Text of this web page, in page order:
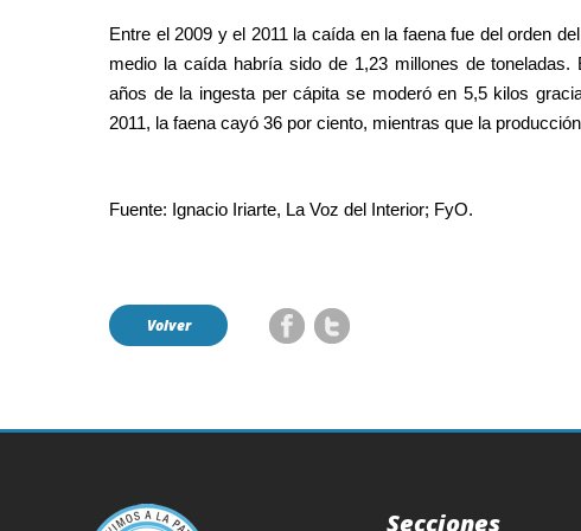
Entre el 2009 y el 2011 la caída en la faena fue del orden
medio la caída habría sido de 1,23 millones de
años de la ingesta per cápita se moderó en 5,5 kilos
2011, la faena cayó 36 por ciento, mientras que la
Fuente: Ignacio Iriarte, La Voz del Interior; FyO.
Volver
Secciones